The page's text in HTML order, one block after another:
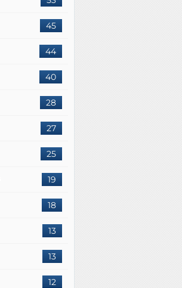
45
44
40
28
27
25
19
18
13
13
12